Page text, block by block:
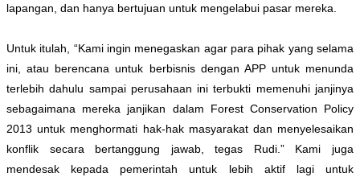
lapangan, dan hanya bertujuan untuk mengelabui pasar mereka.
Untuk itulah, “Kami ingin menegaskan agar para pihak yang selama
ini, atau berencana untuk berbisnis dengan APP untuk menunda
terlebih dahulu sampai perusahaan ini terbukti memenuhi janjinya
sebagaimana mereka janjikan dalam Forest Conservation Policy
2013 untuk menghormati hak-hak masyarakat dan menyelesaikan
konflik secara bertanggung jawab, tegas Rudi.” Kami juga
mendesak kepada pemerintah untuk lebih aktif lagi untuk